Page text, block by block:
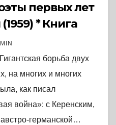
первых лет
* Книга
борьба двух
на многих и многих
как писал
война»: с Керенским,
германской…